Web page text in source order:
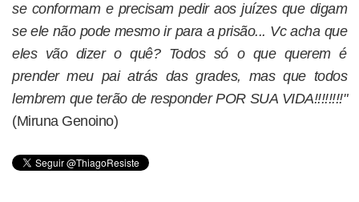
se conformam e precisam pedir aos juízes que digam
se ele não pode mesmo ir para a prisão... Vc acha que
eles vão dizer o quê? Todos só o que querem é
prender meu pai atrás das grades, mas que todos
lembrem que terão de responder POR SUA VIDA!!!!!!!!"
(Miruna Genoino)